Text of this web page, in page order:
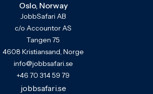
Oslo, Norway
JobbSafari AB
c/o Accountor AS
Tangen 75
4608 Kristiansand, Norge
info@jobbsafari.se
+46 70 314 59 79
jobbsafari.se